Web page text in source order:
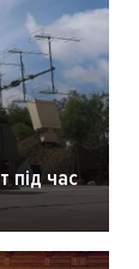
під час